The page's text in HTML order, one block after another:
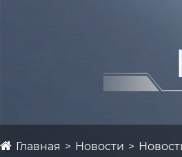
Главная Новости